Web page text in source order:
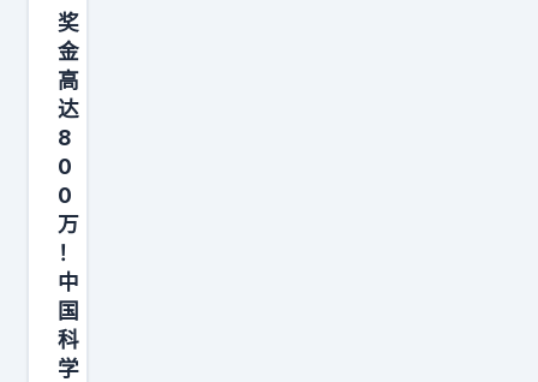
这
里
曾
经
是
世
界
上
最
富
裕
奖
金
高
达
8
0
0
万
！
中
国
科
学